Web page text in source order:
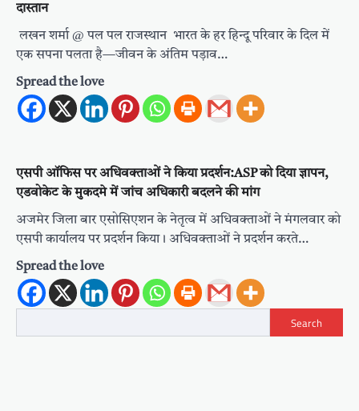
दास्तान
लखन शर्मा @ पल पल राजस्थान भारत के हर हिन्दू परिवार के दिल में
एक सपना पलता है—जीवन के अंतिम पड़ाव…
Spread the love
एसपी ऑफिस पर अधिवक्ताओं ने किया प्रदर्शन:ASP को दिया ज्ञापन,
एडवोकेट के मुकदमे में जांच अधिकारी बदलने की मांग
अजमेर जिला बार एसोसिएशन के नेतृत्व में अधिवक्ताओं ने मंगलवार को
एसपी कार्यालय पर प्रदर्शन किया। अधिवक्ताओं ने प्रदर्शन करते…
Spread the love
Search